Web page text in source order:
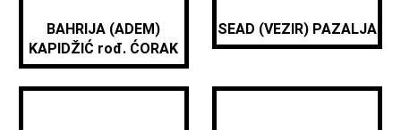
BAHRIJA (ADEM)
KAPIDŽIĆ rođ. ĆORAK
SEAD (VEZIR) PAZALJA